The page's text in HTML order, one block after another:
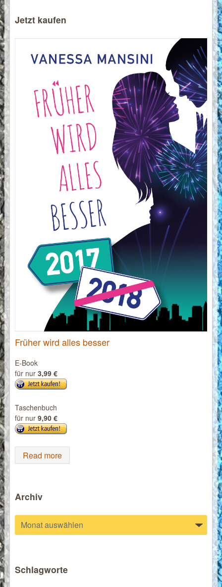
Jetzt kaufen
Früher wird alles besser
E-Book
für nur 3,99 €
Taschenbuch
für nur 9,90 €
Read more
Archiv
Archiv
Schlagworte